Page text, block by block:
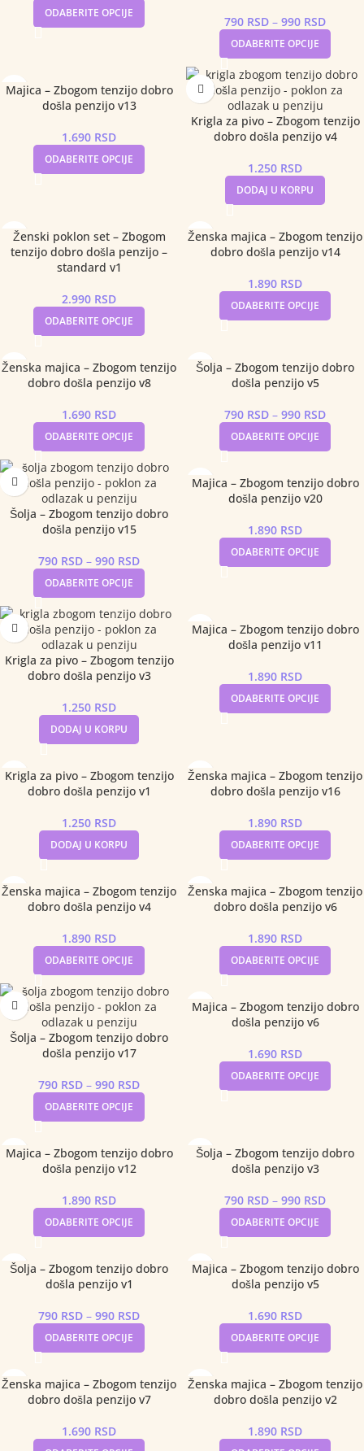
ODABERITE OPCIJE
790 RSD – 990 RSD
ODABERITE OPCIJE
Majica – Zbogom tenzijo dobro
došla penzijo v13
1.690 RSD
ODABERITE OPCIJE
Krigla za pivo – Zbogom tenzijo
dobro došla penzijo v4
1.250 RSD
DODAJ U KORPU
Ženski poklon set – Zbogom
tenzijo dobro došla penzijo –
standard v1
2.990 RSD
ODABERITE OPCIJE
Ženska majica – Zbogom tenzijo
dobro došla penzijo v14
1.890 RSD
ODABERITE OPCIJE
Ženska majica – Zbogom tenzijo
dobro došla penzijo v8
1.690 RSD
ODABERITE OPCIJE
Šolja – Zbogom tenzijo dobro
došla penzijo v5
790 RSD – 990 RSD
ODABERITE OPCIJE
Šolja – Zbogom tenzijo dobro
došla penzijo v15
790 RSD – 990 RSD
ODABERITE OPCIJE
Majica – Zbogom tenzijo dobro
došla penzijo v20
1.890 RSD
ODABERITE OPCIJE
Krigla za pivo – Zbogom tenzijo
dobro došla penzijo v3
1.250 RSD
DODAJ U KORPU
Majica – Zbogom tenzijo dobro
došla penzijo v11
1.890 RSD
ODABERITE OPCIJE
Krigla za pivo – Zbogom tenzijo
dobro došla penzijo v1
1.250 RSD
DODAJ U KORPU
Ženska majica – Zbogom tenzijo
dobro došla penzijo v16
1.890 RSD
ODABERITE OPCIJE
Ženska majica – Zbogom tenzijo
dobro došla penzijo v4
1.890 RSD
ODABERITE OPCIJE
Ženska majica – Zbogom tenzijo
dobro došla penzijo v6
1.890 RSD
ODABERITE OPCIJE
Šolja – Zbogom tenzijo dobro
došla penzijo v17
790 RSD – 990 RSD
ODABERITE OPCIJE
Majica – Zbogom tenzijo dobro
došla penzijo v6
1.690 RSD
ODABERITE OPCIJE
Majica – Zbogom tenzijo dobro
došla penzijo v12
1.890 RSD
ODABERITE OPCIJE
Šolja – Zbogom tenzijo dobro
došla penzijo v3
790 RSD – 990 RSD
ODABERITE OPCIJE
Šolja – Zbogom tenzijo dobro
došla penzijo v1
790 RSD – 990 RSD
ODABERITE OPCIJE
Majica – Zbogom tenzijo dobro
došla penzijo v5
1.690 RSD
ODABERITE OPCIJE
Ženska majica – Zbogom tenzijo
dobro došla penzijo v7
1.690 RSD
Ženska majica – Zbogom tenzijo
dobro došla penzijo v2
1.890 RSD